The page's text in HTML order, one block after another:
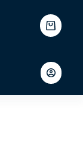
Shopping
cart